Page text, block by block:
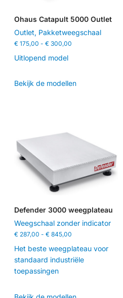
Ohaus Catapult 5000 Outlet
Outlet, Pakketweegschaal
€175,00 - €300,00
Uitlopend model
Bekijk de modellen
Defender 3000 weegplateau
Weegschaal zonder indicator
€287,00 - €845,00
Het beste weegplateau voor
standaard industriële
toepassingen